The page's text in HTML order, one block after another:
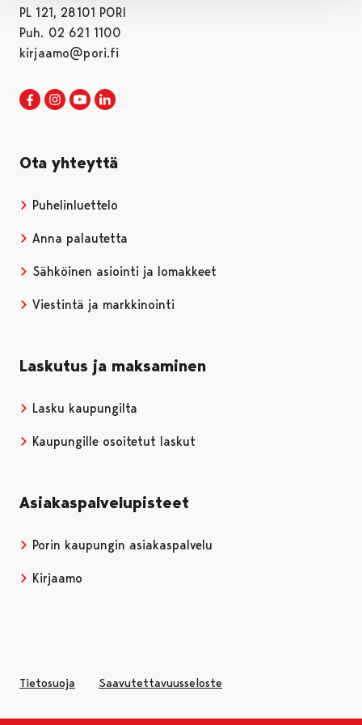
PL 121, 28101 PORI
Puh. 02 621 1100
kirjaamo@pori.fi
Porin kaupunki Facebookissa
Avautuu uudessa välilehdessä
Porin kaupunki Instagramissa
Avautuu uudessa välilehdessä
Porin kaupunki Youtubessa
Avautuu uudessa välilehdessä
Ota yhteyttä
Puhelinluettelo
Anna palautetta
Sähköinen asiointi ja lomakkeet
Viestintä ja markkinointi
Laskutus ja maksaminen
Lasku kaupungilta
Kaupungille osoitetut laskut
Asiakaspalvelupisteet
Porin kaupungin asiakaspalvelu
Kirjaamo
Tietosuoja Saavutettavuusseloste